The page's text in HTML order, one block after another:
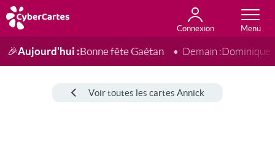
Connexion
Anniversaire
Fête du jour
Amour
Amitié
Merci
Toutes les cartes
🎉Aujourd'hui :Bonne fête Gaétan Demain :Dominique
Voir toutes les cartes Annick